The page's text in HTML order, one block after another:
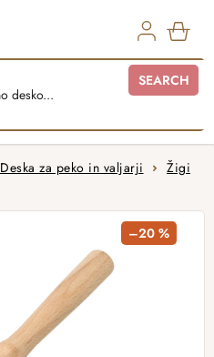
SEARCH
Deska za peko in valjarji
Žigi
–20 %